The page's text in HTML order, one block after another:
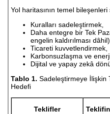
Yol haritasının temel bileşenleri
Kuralları sadeleştirmek,
Daha entegre bir Tek
engelin kaldırılması
Ticareti kuvvetlendirmek,
Karbonsuzlaşma ve
Dijital ve yapay zekâ
Tablo 1. Sadeleştirmeye İlişkin
Hedefi
Teklifler